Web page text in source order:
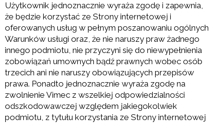
Użytkownik jednoznacznie wyraża zgodę i zapewnia,
że będzie korzystać ze Strony internetowej i
oferowanych usług w pełnym poszanowaniu ogólnych
Warunków usługi oraz, że nie naruszy praw żadnego
innego podmiotu, nie przyczyni się do niewypełnienia
zobowiązań umownych bądź prawnych wobec osób
trzecich ani nie naruszy obowiązujących przepisów
prawa. Ponadto jednoznacznie wyraża zgodę na
zwolnienie Vimec z wszelkiej odpowiedzialności
odszkodowawczej względem jakiegokolwiek
podmiotu, z tytułu korzystania ze Strony internetowej